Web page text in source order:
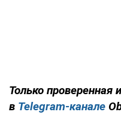
Только проверенная
в Telegram-канале